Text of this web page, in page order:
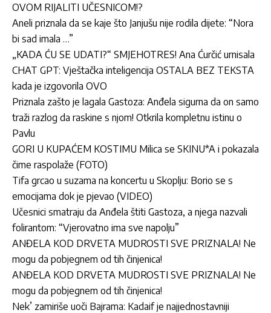
OVOM RIJALITI UČESNICOM!?
Aneli priznala da se kaje što Janjušu nije rodila dijete: “Nora
bi sad imala …”
„KADA ĆU SE UDATI?“ SMJEHOTRES! Ana Ćurčić urnisala
CHAT GPT: Vještačka inteligencija OSTALA BEZ TEKSTA
kada je izgovorila OVO
Priznala zašto je lagala Gastoza: Anđela sigurna da on samo
traži razlog da raskine s njom! Otkrila kompletnu istinu o
Pavlu
GORI U KUPAĆEM KOSTIMU Milica se SKINU*A i pokazala
čime raspolaže (FOTO)
Tifa grcao u suzama na koncertu u Skoplju: Borio se s
emocijama dok je pjevao (VIDEO)
Učesnici smatraju da Anđela štiti Gastoza, a njega nazvali
folirantom: “Vjerovatno ima sve napolju”
ANĐELA KOD DRVETA MUDROSTI SVE PRIZNALA! Ne
mogu da pobjegnem od tih činjenica!
ANĐELA KOD DRVETA MUDROSTI SVE PRIZNALA! Ne
mogu da pobjegnem od tih činjenica!
Nek’ zamiriše uoči Bajrama: Kadaif je najjednostavniji